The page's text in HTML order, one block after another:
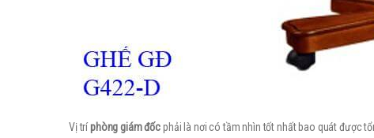
Vị tríphòng giám đốcphải là nơi có tầm nhìn tốt nhất bao quát được